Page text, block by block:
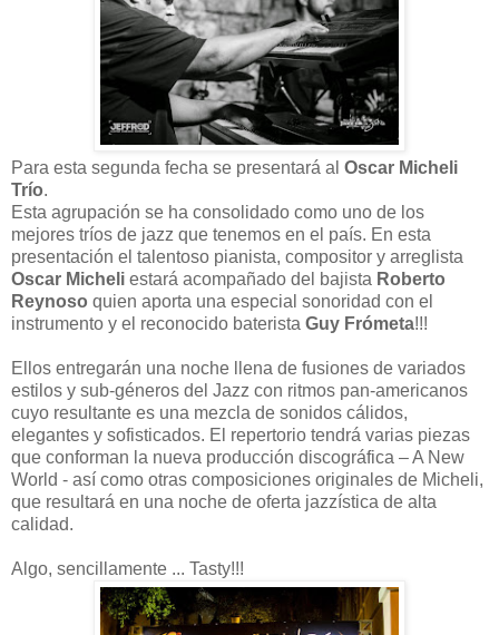
Para esta segunda fecha se presentará al Oscar Micheli
Trío.
Esta agrupación se ha consolidado como uno de los
mejores tríos de jazz que tenemos en el país. En esta
presentación el talentoso pianista, compositor y arreglista
Oscar Micheli estará acompañado del bajista Roberto
Reynoso quien aporta una especial sonoridad con el
instrumento y el reconocido baterista Guy Frómeta!!!
Ellos entregarán una noche llena de fusiones de variados
estilos y sub-géneros del Jazz con ritmos pan-americanos
cuyo resultante es una mezcla de sonidos cálidos,
elegantes y sofisticados. El repertorio tendrá varias piezas
que conforman la nueva producción discográfica – A New
World - así como otras composiciones originales de Micheli,
que resultará en una noche de oferta jazzística de alta
calidad.
Algo, sencillamente ... Tasty!!!